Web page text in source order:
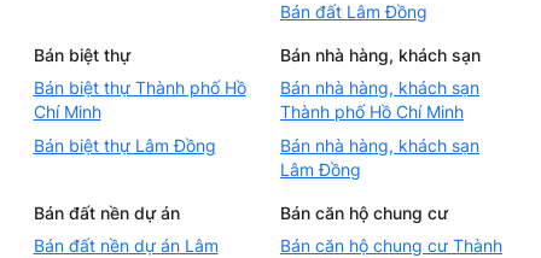
Bán đất Lâm Đồng
Bán biệt thự
Bán biệt thự Thành phố Hồ
Chí Minh
Bán biệt thự Lâm Đồng
Bán nhà hàng, khách sạn
Bán nhà hàng, khách sạn
Thành phố Hồ Chí Minh
Bán nhà hàng, khách sạn
Lâm Đồng
Bán đất nền dự án
Bán đất nền dự án Lâm
Bán căn hộ chung cư
Bán căn hộ chung cư Thành